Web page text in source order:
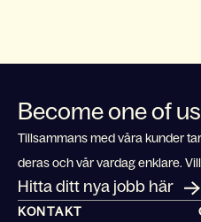
Become one of us
Tillsammans med våra kunder
deras och vår vardag enklare.
Hitta ditt nya jobb här
KONTAKT